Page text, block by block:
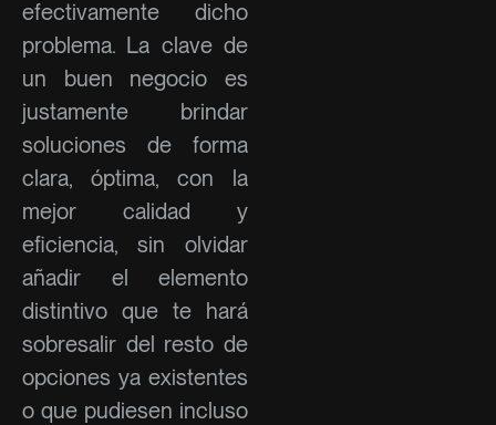
efectivamente dicho
problema. La clave de
un buen negocio es
justamente brindar
soluciones de forma
clara, óptima, con la
mejor calidad y
eficiencia, sin olvidar
añadir el elemento
distintivo que te hará
sobresalir del resto de
opciones ya existentes
o que pudiesen incluso